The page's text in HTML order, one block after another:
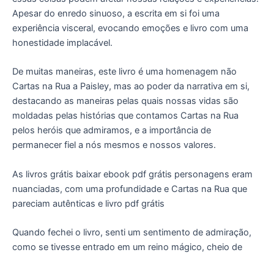
Apesar do enredo sinuoso, a escrita em si foi uma
experiência visceral, evocando emoções e livro com uma
honestidade implacável.
De muitas maneiras, este livro é uma homenagem não
Cartas na Rua a Paisley, mas ao poder da narrativa em si,
destacando as maneiras pelas quais nossas vidas são
moldadas pelas histórias que contamos Cartas na Rua
pelos heróis que admiramos, e a importância de
permanecer fiel a nós mesmos e nossos valores.
As livros grátis baixar ebook pdf grátis personagens eram
nuanciadas, com uma profundidade e Cartas na Rua que
pareciam autênticas e livro pdf grátis
Quando fechei o livro, senti um sentimento de admiração,
como se tivesse entrado em um reino mágico, cheio de